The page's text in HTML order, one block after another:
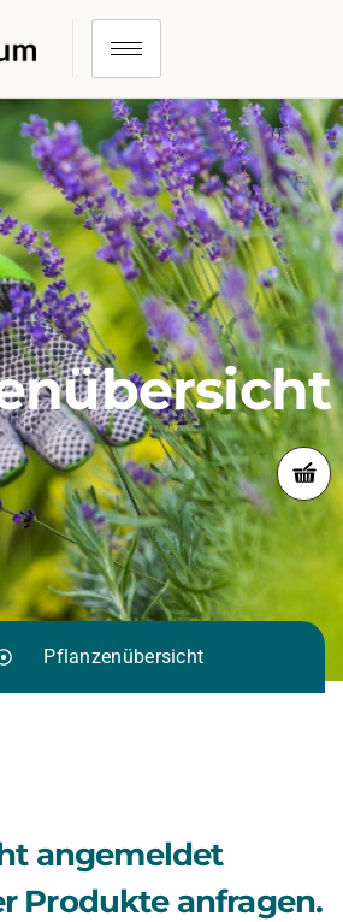
Pflanzenübersicht
angemeldet
Produkte anfragen.